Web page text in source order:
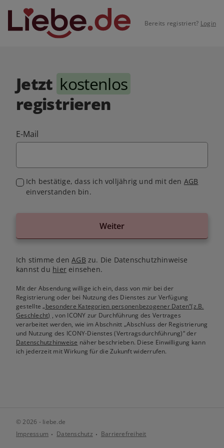
Bereits registriert? Login
Jetzt kostenlos
registrieren
E-Mail
Ich bestätige, dass ich volljährig und mit den AGB
einverstanden bin.
Weiter
Ich stimme denAGB zu. Die Datenschutzhinweise
kannst du hiereinsehen.
Mit der Absendung willige ich ein, dass von mir bei der
Registrierung oder bei Nutzung des Dienstes zur Verfügung
gestellte„besondere Kategorien personenbezogener Daten“(z.B.
Geschlecht) , von ICONY zur Durchführung des Vertrages
verarbeitet werden, wie im Abschnitt „Abschluss der Registrierung
und Nutzung des ICONY-Dienstes (Vertragsdurchführung)“ der
Datenschutzhinweise näher beschrieben. Diese Einwilligung kann
ich jederzeit mit Wirkung für die Zukunft widerrufen.
© 2026 - liebe.de
Impressum
Datenschutz Barrierefreiheit